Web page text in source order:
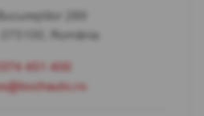
289
075100, România
451 400